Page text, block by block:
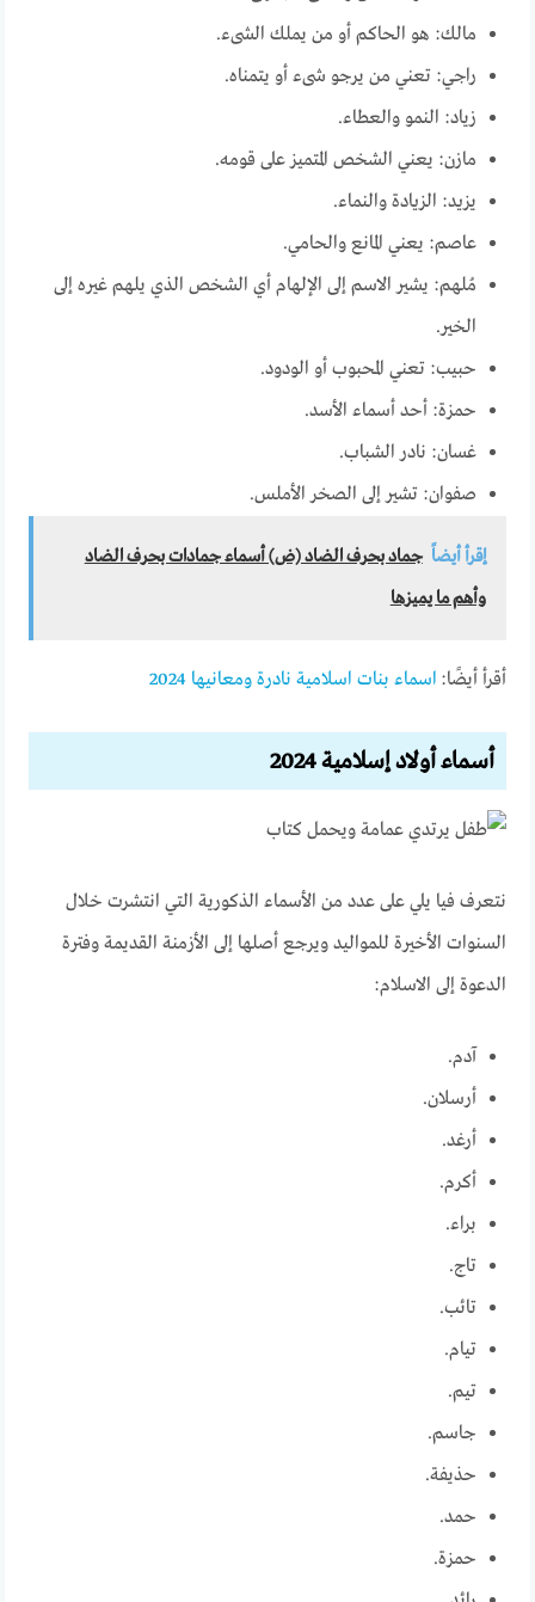
مالك: هو الحاكم أو من يملك الشىء.
راجي: تعني من يرجو شىء أو يتمناه.
زياد: النمو والعطاء.
مازن: يعني الشخص المتميز على قومه.
يزيد: الزيادة والنماء.
عاصم: يعني المانع والحامي.
مُلهم: يشير الاسم إلى الإلهام أي الشخص الذي يلهم غيره إلى
الخير.
حبيب: تعني المحبوب أو الودود.
حمزة: أحد أسماء الأسد.
غسان: نادر الشباب.
صفوان: تشير إلى الصخر الأملس.
إقرأ أيضاً جماد بحرف الضاد (ض) أسماء جمادات بحرف الضاد
وأهم ما يميزها
أقرأ أيضًا: اسماء بنات اسلامية نادرة ومعانيها 2024
أسماء أولاد إسلامية 2024
نتعرف فيا يلي على عدد من الأسماء الذكورية التي انتشرت خلال
السنوات الأخيرة للمواليد ويرجع أصلها إلى الأزمنة القديمة وفترة
الدعوة إلى الاسلام:
آدم.
أرسلان.
أرغد.
أكرم.
براء.
تاج.
تائب.
تيام.
تيم.
جاسم.
حذيفة.
حمد.
حمزة.